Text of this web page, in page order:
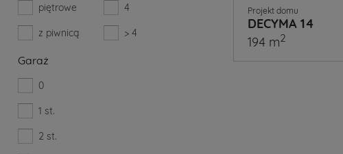
Projekt domu
DECYMA 14
194 m2
piętrowe
z piwnicą
4
> 4
Garaż
0
1 st.
2 st.